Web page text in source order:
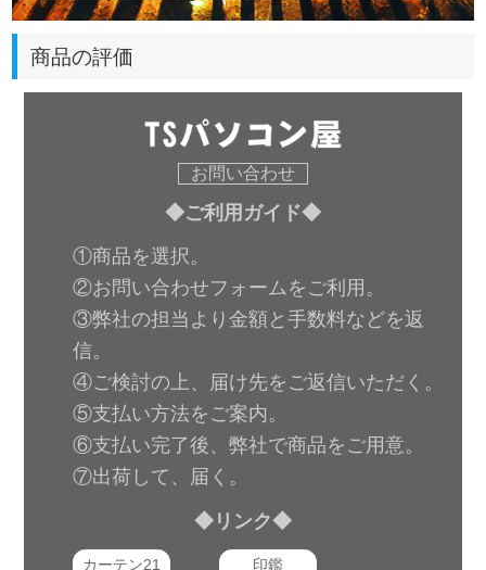
商品の評価
お問い合わせ
◆ご利用ガイド◆
①商品を選択。
②お問い合わせフォームをご利用。
③弊社の担当より金額と手数料などを返
信。
④ご検討の上、届け先をご返信いただく。
⑤支払い方法をご案内。
⑥支払い完了後、弊社で商品をご用意。
⑦出荷して、届く。
◆リンク◆
カーテン21 印鑑